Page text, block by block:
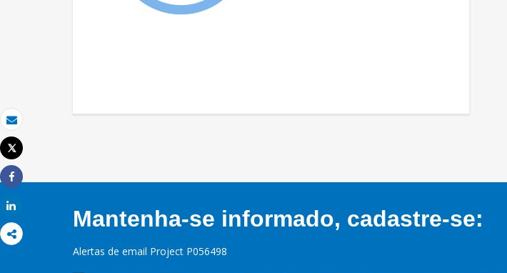
Email
Imprimir
Tweet
Share
Mantenha-se informado, cadastre-se:
Alertas de email Project P056498